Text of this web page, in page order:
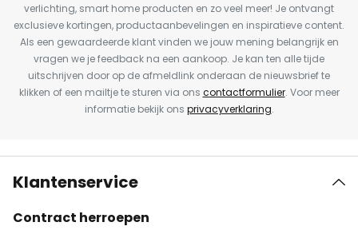
verlichting, smart home producten en zo veel meer! Je ontvangt
exclusieve kortingen, productaanbevelingen en inspiratieve content.
Als een gewaardeerde klant vinden we jouw mening belangrijk en
vragen we je feedback na een aankoop. Je kan ten alle tijde
uitschrijven door op de afmeldlink onderaan de nieuwsbrief te
klikken of een mailtje te sturen via ons contactformulier. Voor meer
informatie bekijk ons privacyverklaring.
Klantenservice
Contract herroepen